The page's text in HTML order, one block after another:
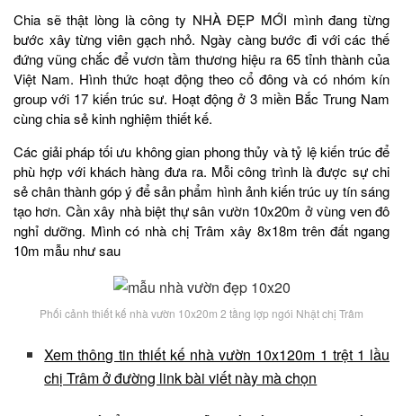
Chia sẽ thật lòng là công ty NHÀ ĐẸP MỚI mình đang từng
bước xây từng viên gạch nhỏ. Ngày càng bước đi với các thế
đứng vũng chắc để vươn tầm thương hiệu ra 65 tỉnh thành của
Việt Nam. Hình thức hoạt động theo cổ đông và có nhóm kín
group với 17 kiến trúc sư. Hoạt động ở 3 miền Bắc Trung Nam
cùng chia sẻ kinh nghiệm thiết kế.
Các giải pháp tối ưu không gian phong thủy và tỷ lệ kiến trúc để
phù hợp với khách hàng đưa ra. Mỗi công trình là được sự chi
sẻ chân thành góp ý để sản phẩm hình ảnh kiến trúc uy tín sáng
tạo hơn. Cần xây nhà biệt thự sân vườn 10x20m ở vùng ven đô
nghỉ dưỡng. Mình có nhà chị Trâm xây 8x18m trên đất ngang
10m mẫu như sau
Phối cảnh thiết kế nhà vườn 10x20m 2 tầng lợp ngói Nhật chị Trâm
Xem thông tin thiết kế nhà vườn 10x120m 1 trệt 1 lầu
chị Trâm ở đường link bài viết này mà chọn